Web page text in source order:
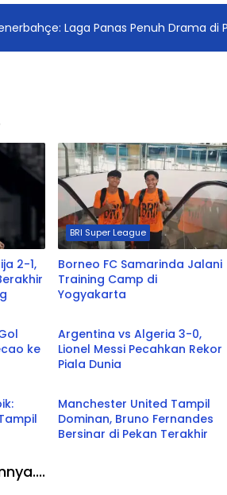
Laga Panas Penuh Drama di
2-1,
BRI Super League
Borneo FC Samarinda Jalani
Training Camp di
Yogyakarta
ke
Sports / Gaming
Argentina vs Algeria 3-0,
Lionel Messi Pecahkan Rekor
Piala Dunia
Sports / Gaming
Manchester United Tampil
Dominan, Bruno Fernandes
Bersinar di Pekan Terakhir